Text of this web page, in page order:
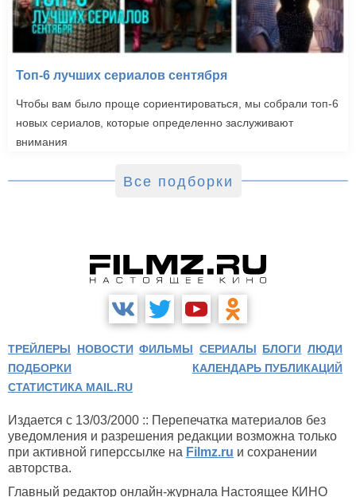
Топ-6 лучших сериалов сентября
Чтобы вам было проще сориентироваться, мы собрали топ-6
новых сериалов, которые определенно заслуживают
внимания
Все подборки
ТРЕЙЛЕРЫ НОВОСТИ ФИЛЬМЫ СЕРИАЛЫ БЛОГИ ЛЮДИ
ПОДБОРКИ
КАЛЕНДАРЬ ПУБЛИКАЦИЙ
СТАТИСТИКА MAIL.RU
Издается с 13/03/2000 :: Перепечатка материалов без
уведомления и разрешения редакции возможна только
при активной гиперссылке на Filmz.ru и сохранении
авторства.
Главный редактор онлайн-журнала Настоящее КИНО